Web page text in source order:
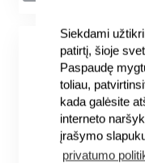
Siekdami
patirtį, šioje
Paspaudę
toliau,
kada galėsite
interneto
įrašymo
privatumo